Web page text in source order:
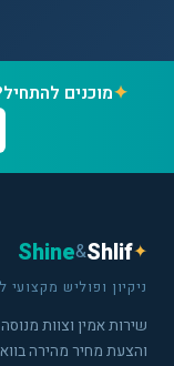
✦מוכנים
✦
Shlif
&
Shine
ניקיון ופוליש מקצועי
והצעת מחיר מהירה